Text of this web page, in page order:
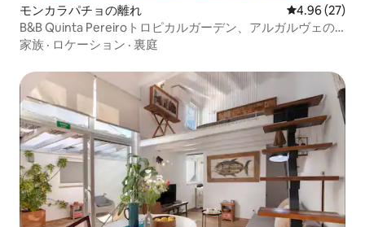
モンカラパチョの離れ レビュー27
4.96 (27)
B&B Quinta Pereiroトロピカルガーデン、アルガルヴェの
ログハウス
家族 · ロケーション · 裏庭